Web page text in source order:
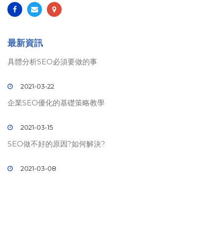
最新資訊
具體分析SEO必須要做的事
2021-03-22
企業SEO優化的基礎策略教學
2021-03-15
SEO做不好的原因?如何解決?
2021-03-08